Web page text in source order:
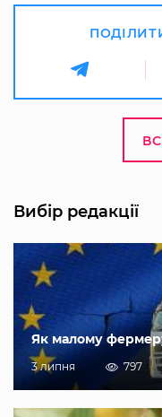
Вибір редакції
Як малому
3 липня 797